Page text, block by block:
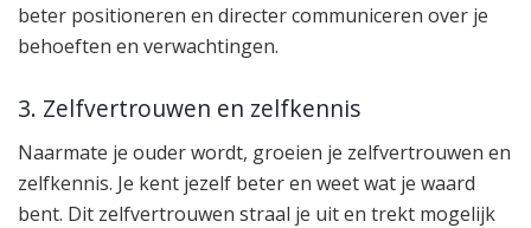
beter positioneren en directer communiceren over je
behoeften en verwachtingen.
3. Zelfvertrouwen en zelfkennis
Naarmate je ouder wordt, groeien je zelfvertrouwen en
zelfkennis. Je kent jezelf beter en weet wat je waard
bent. Dit zelfvertrouwen straal je uit en trekt mogelijk